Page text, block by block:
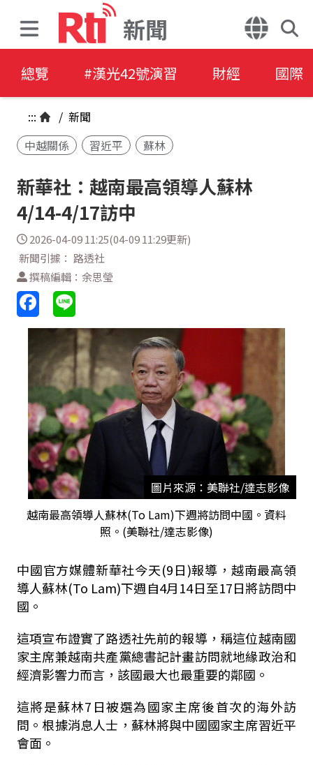
新聞
總覽 #漢光42號演習 財經 國際
::: / 新聞
中越關係
習近平 蘇林
新華社：越南最高領導人蘇林
4/14-4/17訪中
2026-04-09 11:25(04-09 11:29更新)
新聞引據： 路透社
撰稿編輯：余思瑩
圖片來源：美聯社/達志影像
越南最高領導人蘇林(To ​Lam)下週將訪問中國。資料
照。(美聯社/達志影像)
中國官方媒體新華社今天(9日)報導，越南最高領
導人蘇林(To ​Lam)下週自4月14日至17日將訪問中
國。
這項宣布證實了路透社先前的報導，稱這位越南國
家主席兼越南共產黨總書記計畫訪問就地緣政治和
經濟影響力而言，該國最大也最重要的鄰國。
這將是蘇林7日被選為國家主席後首次的海外訪
問。根據消息人士，蘇林將與中國國家主席習近平
會面。